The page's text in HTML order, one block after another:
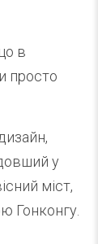
в
просто
у
міст,
Гонконгу.